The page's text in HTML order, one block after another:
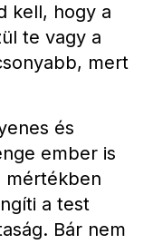
kell, hogy a
te vagy a
mert
és
ember is
mértékben
a test
Bár nem